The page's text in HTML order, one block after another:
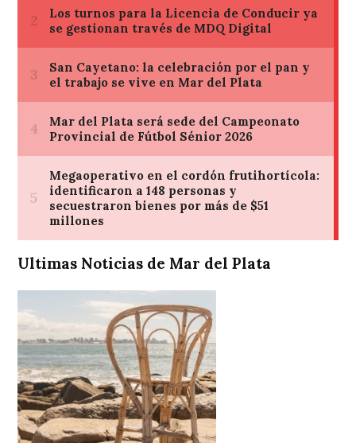
Ultimas Noticias de Mar del Plata